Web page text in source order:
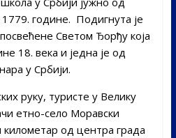
1779. године. Подигнута је
Светом Ђорђу која
18. века и једна је од
у Србији.
руку, туристе у Велику
етно-село Моравски
километар од центра града